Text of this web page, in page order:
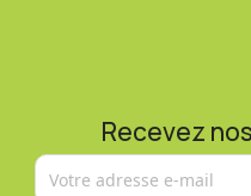
Recevez